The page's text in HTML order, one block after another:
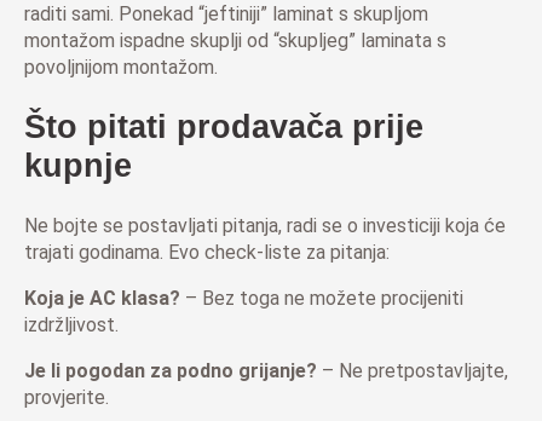
raditi sami. Ponekad “jeftiniji” laminat s skupljom
montažom ispadne skuplji od “skupljeg” laminata s
povoljnijom montažom.
Što pitati prodavača prije
kupnje
Ne bojte se postavljati pitanja, radi se o investiciji koja će
trajati godinama. Evo check-liste za pitanja:
Koja je AC klasa? – Bez toga ne možete procijeniti
izdržljivost.
Je li pogodan za podno grijanje? – Ne pretpostavljajte,
provjerite.